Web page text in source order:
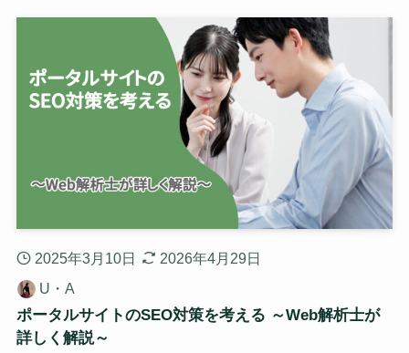
2025年3月10日
2026年4月29日
U・A
ポータルサイトのSEO対策を考える ～Web解析士が
詳しく解説～